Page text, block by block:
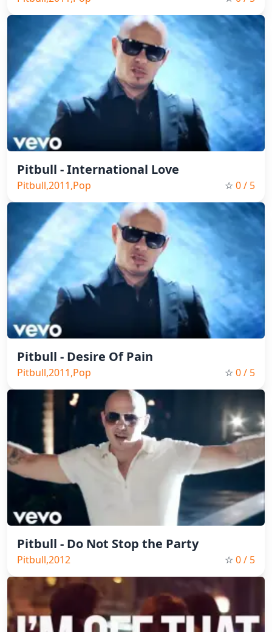
Pitbull - International Love
Pitbull,2011,Pop ☆ 0/ 5
Pitbull - Desire Of Pain
Pitbull,2011,Pop ☆ 0/ 5
Pitbull - Do Not Stop the Party
Pitbull,2012 ☆ 0/ 5